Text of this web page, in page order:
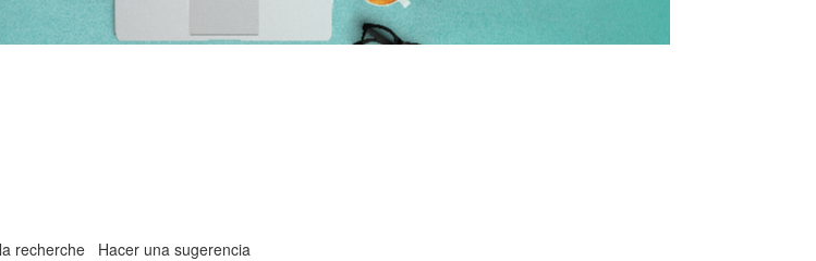
recherche
Hacer una sugerencia